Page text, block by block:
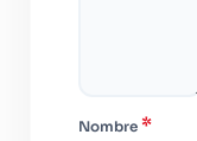
Nombre *